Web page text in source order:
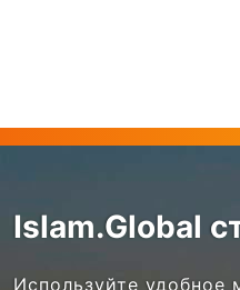
Islam.Global
Используйте удобное